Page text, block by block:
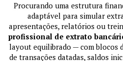
Procurando uma estrutura
adaptável para simular
apresentações, relatórios ou
profissional de extrato
layout equilibrado — com blocos
de transações datadas, saldos